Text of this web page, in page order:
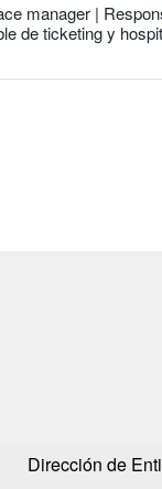
manager |
de ticketing y
Dirección de